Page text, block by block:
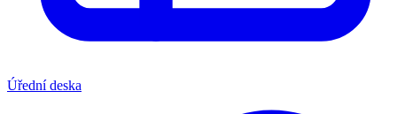
Úřední deska